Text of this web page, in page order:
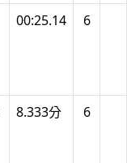
00:25.14 6
8.333分 6